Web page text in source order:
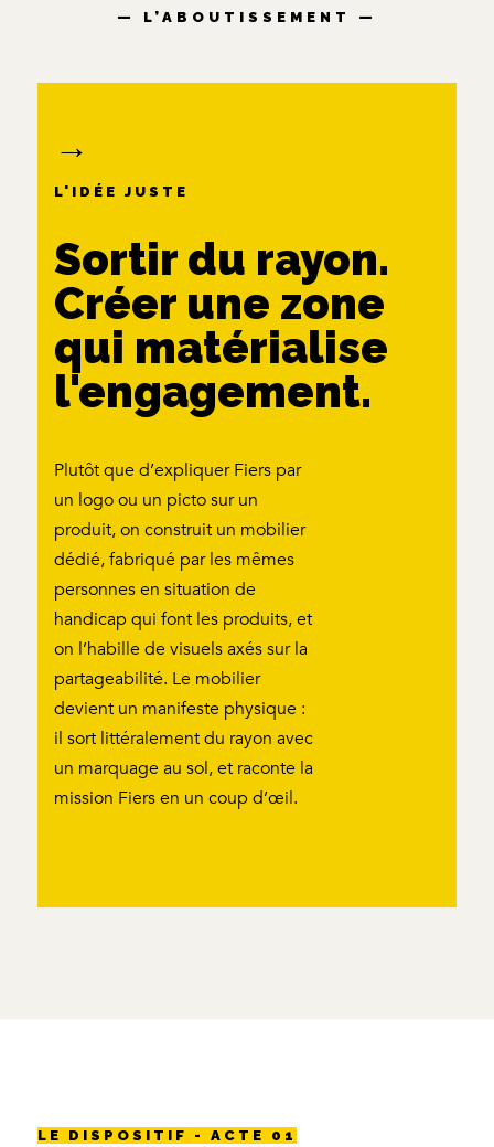
— L’ABOUTISSEMENT —
→
L'IDÉE JUSTE
Sortir du rayon.
Créer une zone
qui matérialise
l'engagement.
Plutôt que d’expliquer Fiers par
un logo ou un picto sur un
produit, on construit un mobilier
dédié, fabriqué par les mêmes
personnes en situation de
handicap qui font les produits, et
on l’habille de visuels axés sur la
partageabilité. Le mobilier
devient un manifeste physique :
il sort littéralement du rayon avec
un marquage au sol, et raconte la
mission Fiers en un coup d’œil.
LE DISPOSITIF - ACTE 01